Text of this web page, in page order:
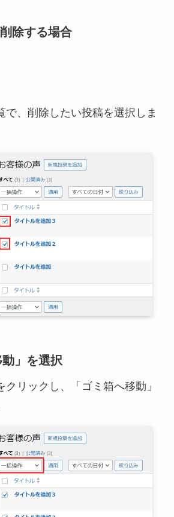
除する場合
で、削除したい投稿を選択しま
動」を選択
クリックし、「ゴミ箱へ移動」